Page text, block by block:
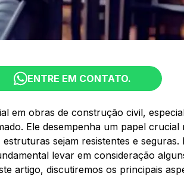
ENTRE EM CONTATO.
em obras de construção civil,
Ele desempenha um papel
sejam resistentes e
levar em consideração
artigo, discutiremos os principais